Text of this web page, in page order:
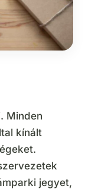
Minden
kínált
jegyet,